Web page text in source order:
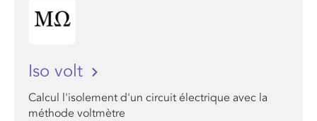
Iso volt
Calcul l'isolement d'un circuit électrique avec la
méthode voltmètre